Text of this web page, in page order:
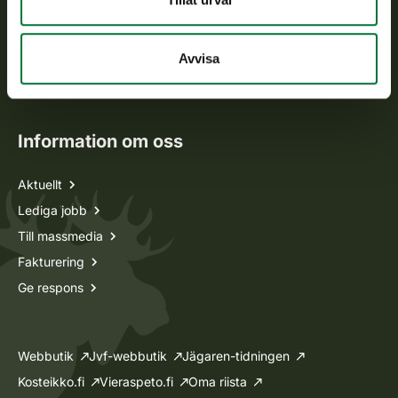
Avvisa
Jaktkort
Information om oss
Aktuellt
Lediga jobb
Till massmedia
Fakturering
Ge respons
Webbutik Jvf-webbutik
Jägaren-tidningen
Kosteikko.fi
Vieraspeto.fi Oma riista